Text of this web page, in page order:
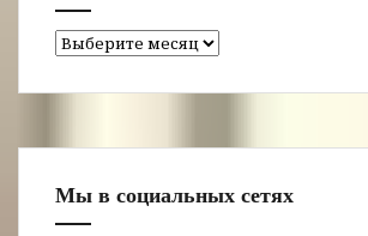
Архивы
Мы в социальных сетях